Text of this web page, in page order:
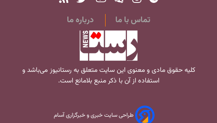
تماس با ما درباره ما
کلیه حقوق مادی و معنوی این سایت متعلق به رستانیوز می‌باشد و
استفاده از آن با ذکر منبع بلامانع است.
طراحی سایت خبری و خبرگزاری آسام